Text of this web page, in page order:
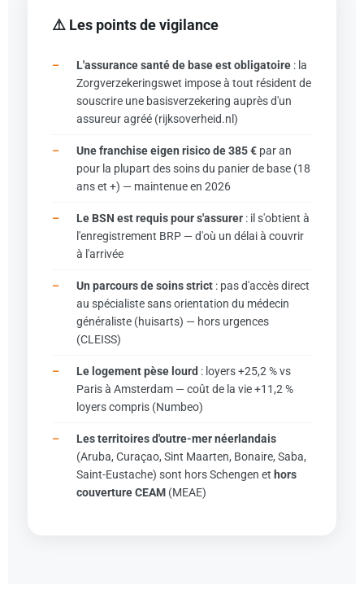
⚠️ Les points de vigilance
L'assurance santé de base est obligatoire : la
Zorgverzekeringswet impose à tout résident de
souscrire une basisverzekering auprès d'un
assureur agréé (rijksoverheid.nl)
Une franchise eigen risico de 385 € par an
pour la plupart des soins du panier de base (18
ans et +) — maintenue en 2026
Le BSN est requis pour s'assurer : il s'obtient à
l'enregistrement BRP — d'où un délai à couvrir
à l'arrivée
Un parcours de soins strict : pas d'accès direct
au spécialiste sans orientation du médecin
généraliste (huisarts) — hors urgences
(CLEISS)
Le logement pèse lourd : loyers +25,2 % vs
Paris à Amsterdam — coût de la vie +11,2 %
loyers compris (Numbeo)
Les territoires d'outre-mer néerlandais
(Aruba, Curaçao, Sint Maarten, Bonaire, Saba,
Saint-Eustache) sont hors Schengen et hors
couverture CEAM (MEAE)